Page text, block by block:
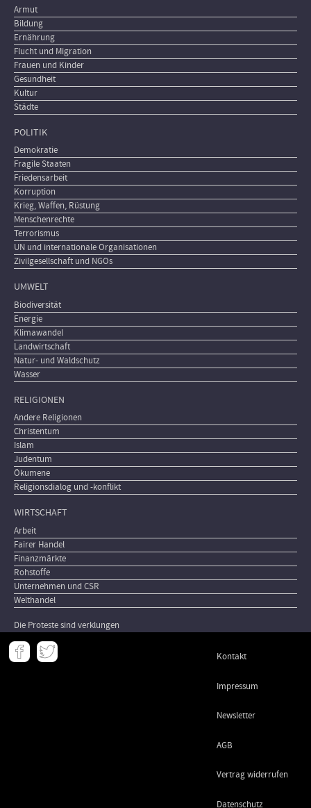
Armut
Bildung
Ernährung
Flucht und Migration
Frauen und Kinder
Gesundheit
Kultur
Städte
POLITIK
Demokratie
Fragile Staaten
Friedensarbeit
Korruption
Krieg, Waffen, Rüstung
Menschenrechte
Terrorismus
UN und internationale Organisationen
Zivilgesellschaft und NGOs
UMWELT
Biodiversität
Energie
Klimawandel
Landwirtschaft
Natur- und Waldschutz
Wasser
RELIGIONEN
Andere Religionen
Christentum
Islam
Judentum
Ökumene
Religionsdialog und -konflikt
WIRTSCHAFT
Arbeit
Fairer Handel
Finanzmärkte
Rohstoffe
Unternehmen und CSR
Welthandel
Die Proteste sind verklungen
Meta
- Kontakt
Impressum
Newsletter
AGB
Vertrag widerrufen
Datenschutz